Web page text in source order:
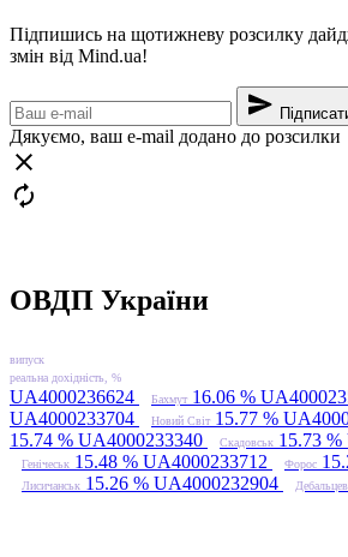
Підпишись на щотижневу розсилку
змін від Mind.ua!
Дякуємо, ваш e-mail додано до розсилки
ОВДП України
випуск
реальна дохідність, %
UA4000236624 Бахмут 16.06 %
UA4000233704
Новий Світ 15.77 %
15.74 % UA4000233340 Скадовськ 15.73 %
Генічеськ 15.48 % UA4000233712 Форос
Лисичанськ 15.26 % UA4000232904